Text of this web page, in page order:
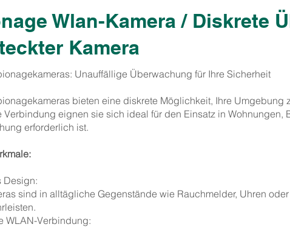
Wlan-Kamera / Diskrete
Kamera
Unauffällige Überwachung für Ihre Sicherheit
bieten eine diskrete Möglichkeit, Ihre
Verbindung eignen sie sich ideal für den Einsatz in
erforderlich ist.
Design:
sind in alltägliche Gegenstände wie Rauchmelder, Uhren
WLAN-Verbindung: